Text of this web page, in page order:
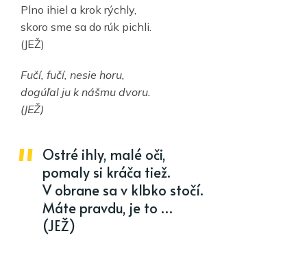
Plno ihiel a krok rýchly,
skoro sme sa do rúk pichli.
(JEŽ)
Fučí, fučí, nesie horu,
dogúľal ju k nášmu dvoru.
(JEŽ)
Ostré ihly, malé oči,
pomaly si kráča tiež.
V obrane sa v klbko stočí.
Máte pravdu, je to …
(JEŽ)